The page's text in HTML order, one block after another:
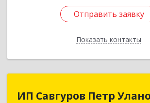
Отправить заявку
Показать контакты
Отправить заявку
Назад
ИП Савгуров Петр